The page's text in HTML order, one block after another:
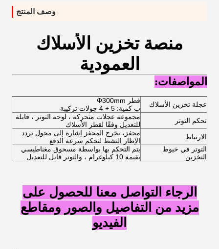
وصف المنتج
منصة تخزين الأسلاك
العمودية
المواصفات:
عجلة تخزين الأسلاك
قطر Φ300mm
ب كمية: 5 + 4 جولات تركيبة
تحكم التوتر
مجموعة عجلات متحركة ، لوحة التوتر ، قابلة
للتعديل وفقًا لقطر الأسلاك
الارتباط
محفز، يخرج المحفز إشارة إلى محول تردد
الإطار النشط لتحكم سرعة الدفع
التوتر في خيوط
التخزين
يتم التحكم بها بواسطة مسحوق مغناطيسي
بقيمة 10 كيلوغرام ، والتوتر قابل للتعديل
الرجاء التواصل معنا للحصول على
مزيد من التفاصيل والصور ومقاطع
الفيديو